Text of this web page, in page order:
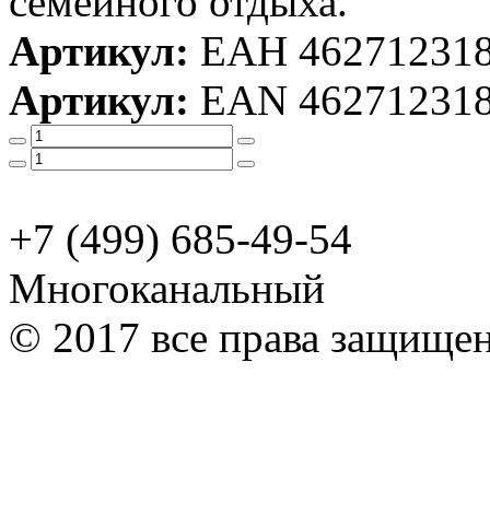
Артикул: ЕАН
Артикул: EAN
+7 (499) 685-49-54
Многоканальный
© 2017 все права